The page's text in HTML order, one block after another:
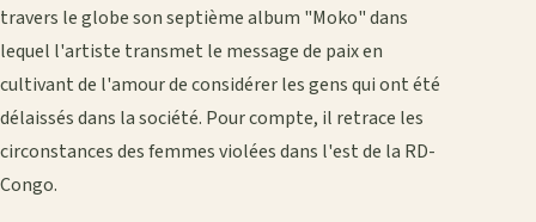
travers le globe son septième album "Moko" dans
lequel l'artiste transmet le message de paix en
cultivant de l'amour de considérer les gens qui ont été
délaissés dans la société. Pour compte, il retrace les
circonstances des femmes violées dans l'est de la RD-
Congo.